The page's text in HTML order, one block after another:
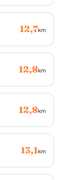
12,7km
12,8km
12,8km
13,1km